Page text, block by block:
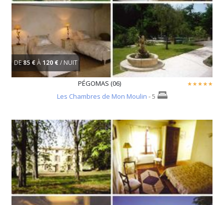
DE85 €À120 €/ NUIT
PÉGOMAS (06)
Les Chambres de Mon Moulin - 5